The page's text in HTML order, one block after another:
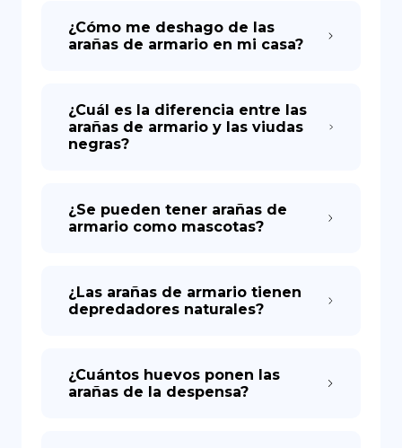
¿Cómo me deshago de las
arañas de armario en mi casa?
¿Cuál es la diferencia entre las
arañas de armario y las viudas
negras?
¿Se pueden tener arañas de
armario como mascotas?
¿Las arañas de armario tienen
depredadores naturales?
¿Cuántos huevos ponen las
arañas de la despensa?